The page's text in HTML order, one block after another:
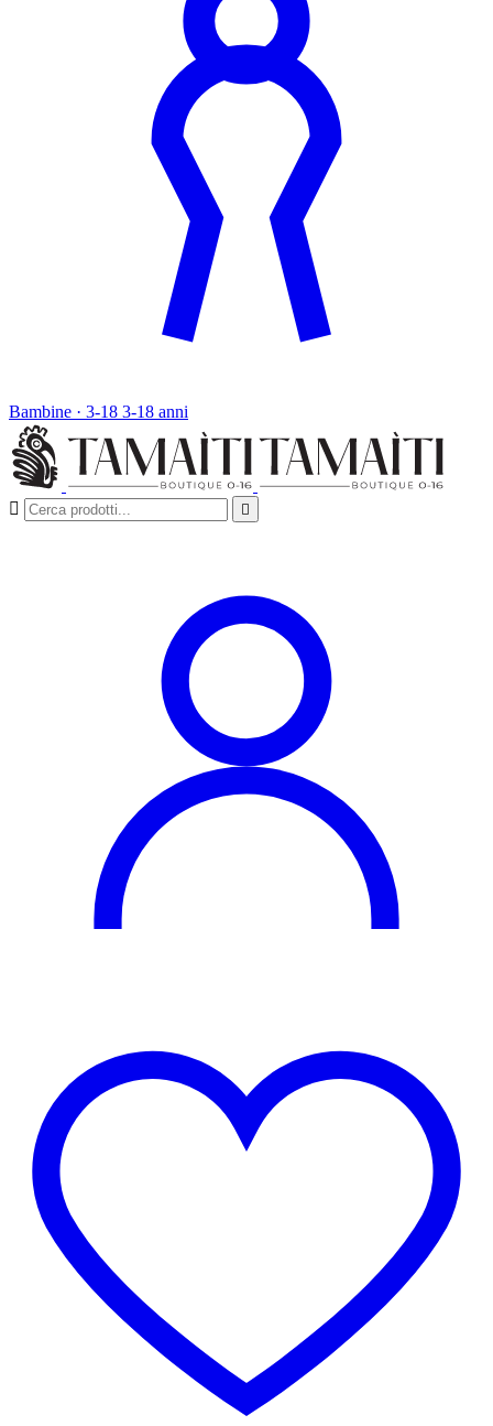
Bambine · 3-18 3-18 anni
 